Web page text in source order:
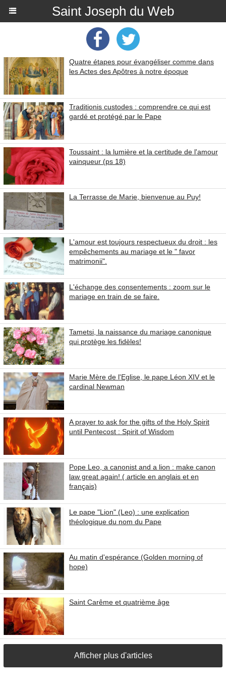
Saint Joseph du Web
Quatre étapes pour évangéliser comme dans
les Actes des Apôtres à notre époque
Traditionis custodes : comprendre ce qui est
gardé et protégé par le Pape
Toussaint : la lumière et la certitude de l'amour
vainqueur (ps 18)
La Terrasse de Marie, bienvenue au Puy!
L'amour est toujours respectueux du droit : les
empêchements au mariage et le " favor
matrimonii".
L'échange des consentements : zoom sur le
mariage en train de se faire.
Tametsi, la naissance du mariage canonique
qui protège les fidèles!
Marie Mère de l'Eglise, le pape Léon XIV et le
cardinal Newman
A prayer to ask for the gifts of the Holy Spirit
until Pentecost : Spirit of Wisdom
Pope Leo, a canonist and a lion : make canon
law great again! ( article en anglais et en
français)
Le pape "Lion" (Leo) : une explication
théologique du nom du Pape
Au matin d'espérance (Golden morning of
hope)
Saint Carême et quatrième âge
Afficher plus d'articles